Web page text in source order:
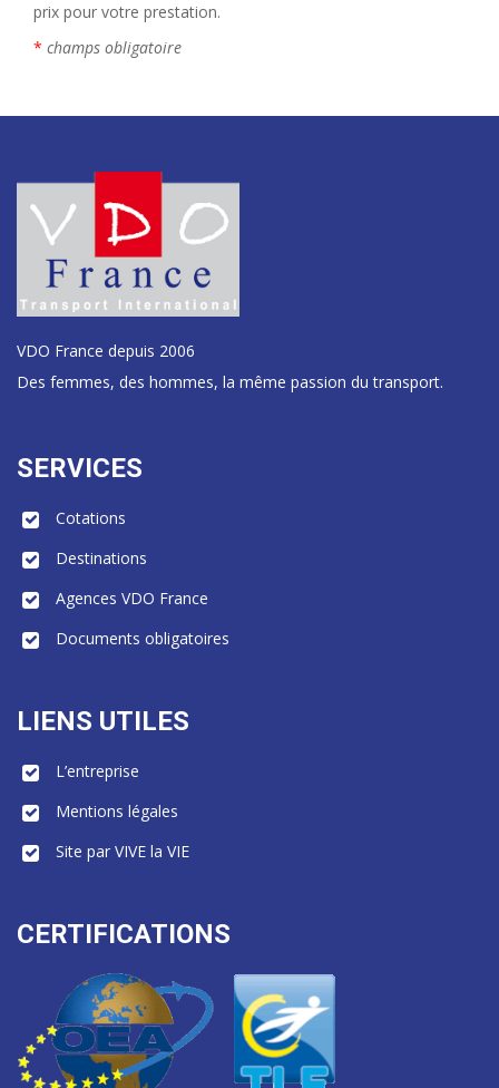
prix pour votre prestation.
* champs obligatoire
VDO France depuis 2006
Des femmes, des hommes, la même passion du transport.
SERVICES
Cotations
Destinations
Agences VDO France
Documents obligatoires
LIENS UTILES
L’entreprise
Mentions légales
Site par VIVE la VIE
CERTIFICATIONS